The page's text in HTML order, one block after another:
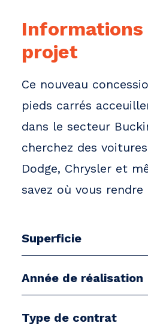
projet
Ce nouveau
pieds carrés
dans le secteur
cherchez des
Dodge, Chrysler et
savez où vous rendre
Superficie
Année de réalisation
Type de contrat